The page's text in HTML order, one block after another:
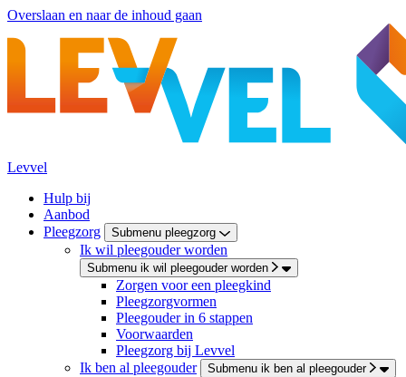
Overslaan en naar de inhoud gaan
Levvel
Hulp bij
Aanbod
Pleegzorg
Submenu pleegzorg
Ik wil pleegouder worden
Submenu ik wil pleegouder worden
Zorgen voor een pleegkind
Pleegzorgvormen
Pleegouder in 6 stappen
Voorwaarden
Pleegzorg bij Levvel
Ik ben al pleegouder
Submenu ik ben al pleegouder